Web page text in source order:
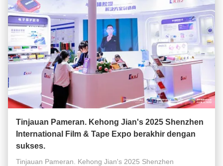
Tinjauan Pameran. Kehong Jian's 2025 Shenzhen
International Film & Tape Expo berakhir dengan
sukses.
Tinjauan Pameran. Kehong Jian's 2025 Shenzhen